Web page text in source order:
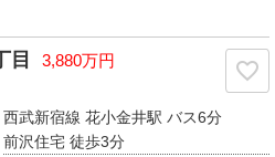
目 3,880万円
西武新宿線 花小金井駅バス6分
前沢住宅 徒歩3分